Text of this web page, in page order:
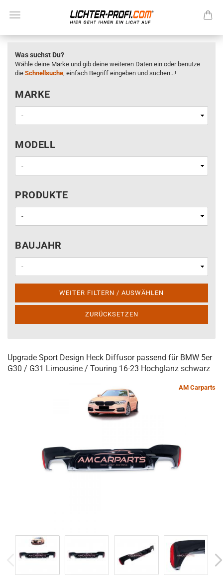
Was suchst Du?
Wähle deine Marke und gib deine weiteren Daten ein oder benutze
die Schnellsuche, einfach Begriff eingeben und suchen...!
MARKE
MARKE
MODELL
MODELL
PRODUKTE
PRODUKTE
BAUJAHR
BAUJAHR
WEITER FILTERN / AUSWÄHLEN
ZURÜCKSETZEN
Upgrade Sport Design Heck Diffusor passend für BMW 5er
G30 / G31 Limousine / Touring 16-23 Hochglanz schwarz
AM Carparts